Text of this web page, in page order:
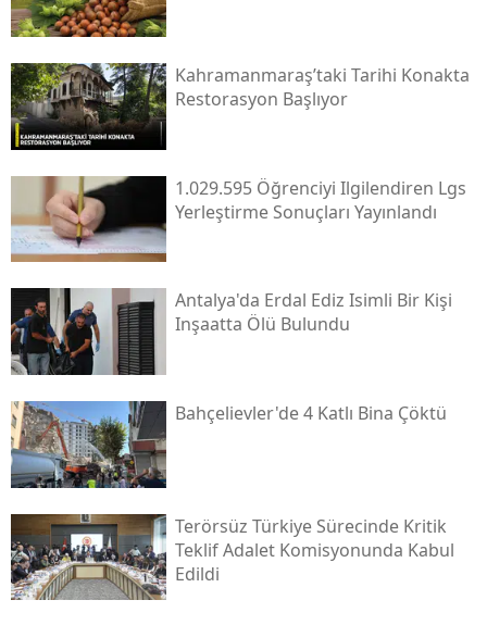
Kahramanmaraş’taki Tarihi Konakta
Restorasyon Başlıyor
1.029.595 Öğrenciyi Ilgilendiren Lgs
Yerleştirme Sonuçları Yayınlandı
Antalya'da Erdal Ediz Isimli Bir Kişi
Inşaatta Ölü Bulundu
Bahçelievler'de 4 Katlı Bina Çöktü
Terörsüz Türkiye Sürecinde Kritik
Teklif Adalet Komisyonunda Kabul
Edildi